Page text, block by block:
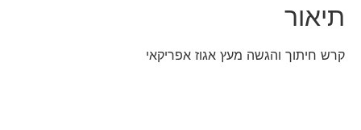
תיאור
קרש חיתוך והגשה מעץ אגוז אפריקאי